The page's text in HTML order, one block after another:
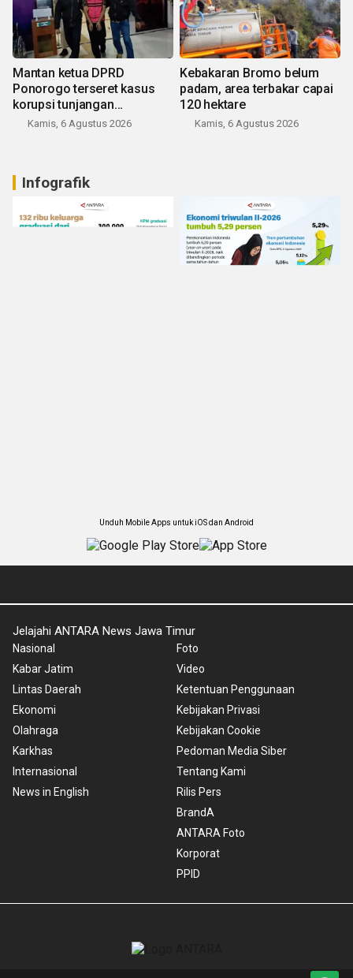
Mantan ketua DPRD
Ponorogo terseret kasus
korupsi tunjangan
perumahan
Kamis, 6 Agustus 2026
Kebakaran Bromo belum
padam, area terbakar capai
120 hektare
Kamis, 6 Agustus 2026
Infografik
Unduh Mobile Apps untuk iOS dan Android
Jelajahi ANTARA News Jawa Timur
Nasional
Kabar Jatim
Lintas Daerah
Ekonomi
Olahraga
Karkhas
Internasional
News in English
Foto
Video
Ketentuan Penggunaan
Kebijakan Privasi
Kebijakan Cookie
Pedoman Media Siber
Tentang Kami
Rilis Pers
BrandA
ANTARA Foto
Korporat
PPID